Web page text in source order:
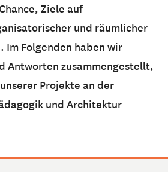
Ziele auf
und räumlicher
Im Folgenden haben wir
Antworten zusammengestellt,
Projekte an der
und Architektur